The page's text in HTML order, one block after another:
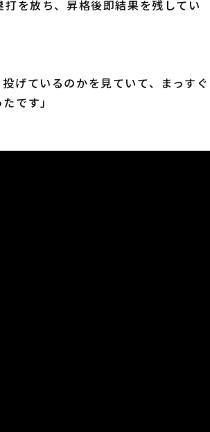
を放ち、昇格後即結果を残してい
げているのかを見ていて、まっすぐ
です」